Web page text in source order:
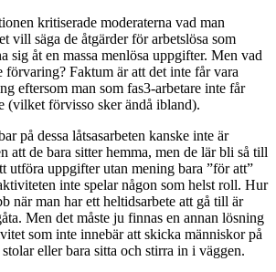
kritiserade moderaterna vad man
vill säga de åtgärder för arbetslösa som
sig åt en massa menlösa uppgifter. Men vad
förvaring? Faktum är att det inte får vara
eftersom man som fas3-arbetare inte får
(vilket förvisso sker ändå ibland).
på dessa låtsasarbeten kanske inte är
att de bara sitter hemma, men de lär bli så till
utföra uppgifter utan mening bara ”för att”
inte spelar någon som helst roll. Hur
när man har ett heltidsarbete att gå till är
Men det måste ju finnas en annan lösning
som inte innebär att skicka människor på
eller bara sitta och stirra in i väggen.